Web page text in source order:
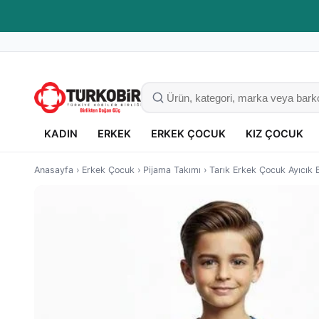
KADIN ERKEK ERKEK ÇOCUK KIZ ÇOCUK
Anasayfa › Erkek Çocuk › Pijama Takımı › Tarık Erkek Çocuk Ayıcık